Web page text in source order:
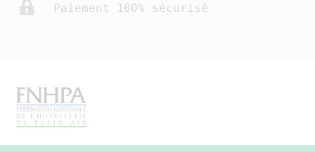
Paiement 100% sécurisé